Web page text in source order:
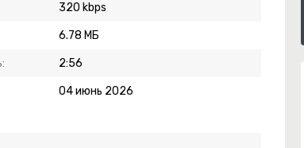
320 kbps
6.78 МБ
2:56
04 июнь 2026